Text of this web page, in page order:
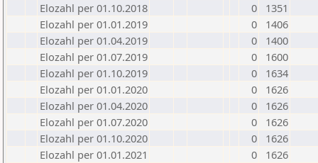
Elozahl per 01.10.2018
0
1351
Elozahl per 01.01.2019
0
1406
Elozahl per 01.04.2019
0
1400
Elozahl per 01.07.2019
0
1600
Elozahl per 01.10.2019
0
1634
Elozahl per 01.01.2020
0
1626
Elozahl per 01.04.2020
0
1626
Elozahl per 01.07.2020
0
1626
Elozahl per 01.10.2020
0
1626
Elozahl per 01.01.2021
0
1626